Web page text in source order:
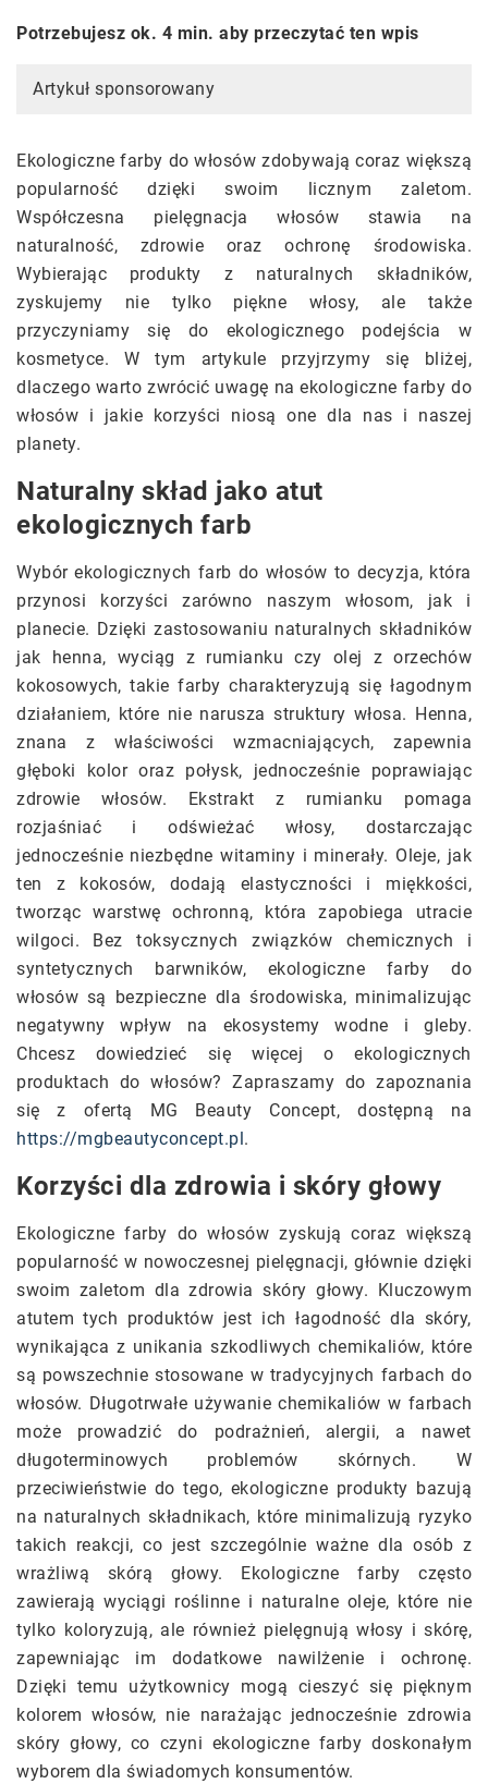
Potrzebujesz ok. 4 min. aby przeczytać ten wpis
Artykuł sponsorowany
Ekologiczne farby do włosów zdobywają coraz większą
popularność dzięki swoim licznym zaletom.
Współczesna pielęgnacja włosów stawia na
naturalność, zdrowie oraz ochronę środowiska.
Wybierając produkty z naturalnych składników,
zyskujemy nie tylko piękne włosy, ale także
przyczyniamy się do ekologicznego podejścia w
kosmetyce. W tym artykule przyjrzymy się bliżej,
dlaczego warto zwrócić uwagę na ekologiczne farby do
włosów i jakie korzyści niosą one dla nas i naszej
planety.
Naturalny skład jako atut
ekologicznych farb
Wybór ekologicznych farb do włosów to decyzja, która
przynosi korzyści zarówno naszym włosom, jak i
planecie. Dzięki zastosowaniu naturalnych składników
jak henna, wyciąg z rumianku czy olej z orzechów
kokosowych, takie farby charakteryzują się łagodnym
działaniem, które nie narusza struktury włosa. Henna,
znana z właściwości wzmacniających, zapewnia
głęboki kolor oraz połysk, jednocześnie poprawiając
zdrowie włosów. Ekstrakt z rumianku pomaga
rozjaśniać i odświeżać włosy, dostarczając
jednocześnie niezbędne witaminy i minerały. Oleje, jak
ten z kokosów, dodają elastyczności i miękkości,
tworząc warstwę ochronną, która zapobiega utracie
wilgoci. Bez toksycznych związków chemicznych i
syntetycznych barwników, ekologiczne farby do
włosów są bezpieczne dla środowiska, minimalizując
negatywny wpływ na ekosystemy wodne i gleby.
Chcesz dowiedzieć się więcej o ekologicznych
produktach do włosów? Zapraszamy do zapoznania
się z ofertą MG Beauty Concept, dostępną na
https://mgbeautyconcept.pl .
Korzyści dla zdrowia i skóry głowy
Ekologiczne farby do włosów zyskują coraz większą
popularność w nowoczesnej pielęgnacji, głównie dzięki
swoim zaletom dla zdrowia skóry głowy. Kluczowym
atutem tych produktów jest ich łagodność dla skóry,
wynikająca z unikania szkodliwych chemikaliów, które
są powszechnie stosowane w tradycyjnych farbach do
włosów. Długotrwałe używanie chemikaliów w farbach
może prowadzić do podrażnień, alergii, a nawet
długoterminowych problemów skórnych. W
przeciwieństwie do tego, ekologiczne produkty bazują
na naturalnych składnikach, które minimalizują ryzyko
takich reakcji, co jest szczególnie ważne dla osób z
wrażliwą skórą głowy. Ekologiczne farby często
zawierają wyciągi roślinne i naturalne oleje, które nie
tylko koloryzują, ale również pielęgnują włosy i skórę,
zapewniając im dodatkowe nawilżenie i ochronę.
Dzięki temu użytkownicy mogą cieszyć się pięknym
kolorem włosów, nie narażając jednocześnie zdrowia
skóry głowy, co czyni ekologiczne farby doskonałym
wyborem dla świadomych konsumentów.